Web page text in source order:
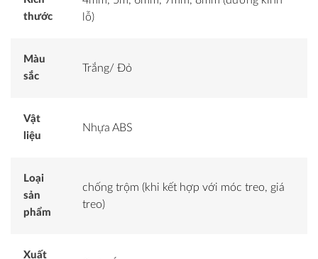
thước
lỗ)
Màu
sắc
Trắng/ Đỏ
Vật
liệu
Nhựa ABS
Loại
sản
phẩm
chống trộm (khi kết hợp với móc treo, giá
treo)
Xuất